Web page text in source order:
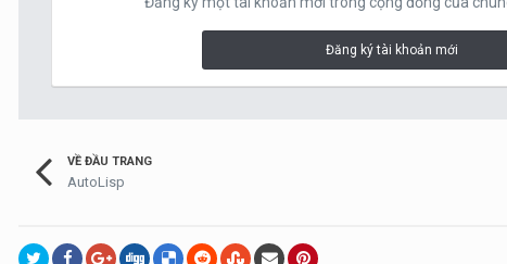
Đăng ký tài khoản mới
VỀ ĐẦU TRANG
AutoLisp